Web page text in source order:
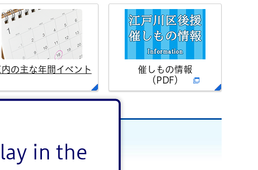
in the
内の主な年間イベント
催しもの情報
（PDF）